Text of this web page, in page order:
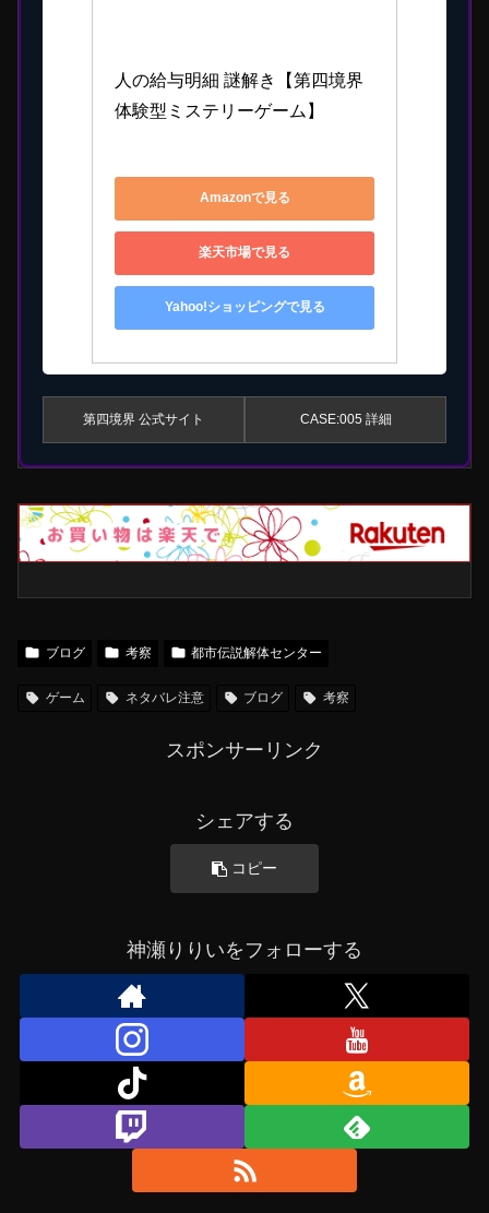
人の給与明細 謎解き【第四境界
体験型ミステリーゲーム】
Amazonで見る
楽天市場で見る
Yahoo!ショッピングで見る
第四境界 公式サイト CASE:005 詳細
ブログ 考察 都市伝説解体センター
ゲーム ネタバレ注意 ブログ 考察
スポンサーリンク
シェアする
コピー
神瀬りりいをフォローする